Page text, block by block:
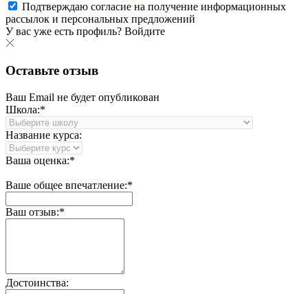
Подтверждаю согласие на получение информационных
рассылок и персональных предложений
У вас уже есть профиль? Войдите
Оставьте отзыв
Ваш Email не будет опубликован
Школа:*
Название курса:
Ваша оценка:*
Ваше общее впечатление:*
Ваш отзыв:*
Достоинства: